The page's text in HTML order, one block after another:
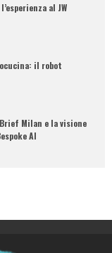
al JW
il robot
Milan e la visione
AI